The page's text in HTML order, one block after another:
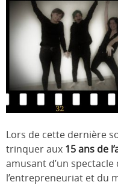
Lors de cette dernière
trinquer aux 15 ans de
amusant d’un
l’entrepreneuriat et du